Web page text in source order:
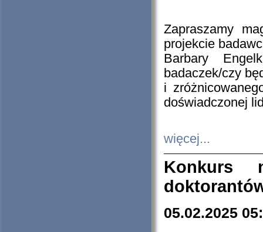
Zapraszamy
projekcie
Barbary
badaczek/czy
i
doświadczonej
więcej...
Konkurs
05.02.2025